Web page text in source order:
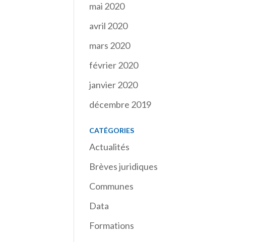
mai 2020
avril 2020
mars 2020
février 2020
janvier 2020
décembre 2019
CATÉGORIES
Actualités
Brèves juridiques
Communes
Data
Formations